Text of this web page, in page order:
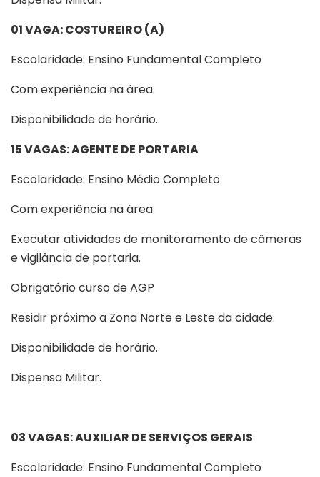
01 VAGA: COSTUREIRO (A)
Escolaridade: Ensino Fundamental Completo
Com experiência na área.
Disponibilidade de horário.
15 VAGAS: AGENTE DE PORTARIA
Escolaridade: Ensino Médio Completo
Com experiência na área.
Executar atividades de monitoramento de câmeras
e vigilância de portaria.
Obrigatório curso de AGP
Residir próximo a Zona Norte e Leste da cidade.
Disponibilidade de horário.
Dispensa Militar.
03 VAGAS: AUXILIAR DE SERVIÇOS GERAIS
Escolaridade: Ensino Fundamental Completo